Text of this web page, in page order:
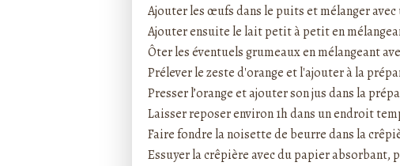
Ajouter les œufs dans le puits et mélanger
Ajouter ensuite le lait petit à petit en
Ôter les éventuels grumeaux en mélangeant
Prélever le zeste d'orange et l'ajouter à la
Presser l’orange et ajouter son jus dans la
Laisser reposer environ 1h dans un endroit
Faire fondre la noisette de beurre dans la
Essuyer la crêpière avec du papier absorbant,